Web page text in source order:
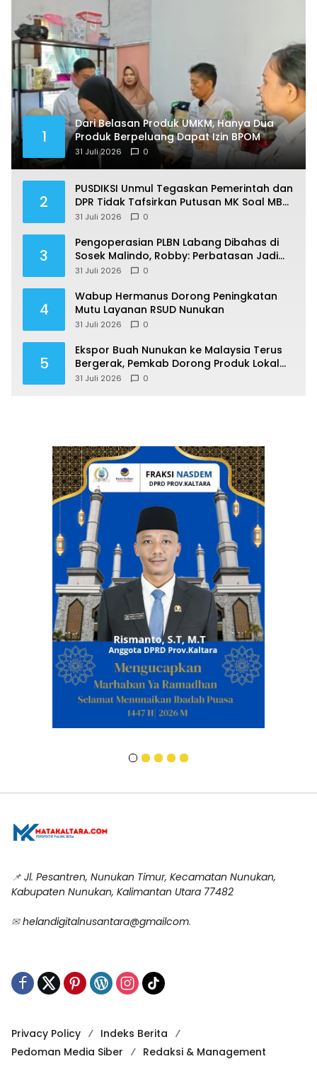
1
Dari Belasan Produk UMKM, Hanya Dua
Produk Berpeluang Dapat Izin BPOM
31 Juli 2026 0
2
PUSDIKSI Unmul Tegaskan Pemerintah dan
DPR Tidak Tafsirkan Putusan MK Soal MBG
Sesuka Hati
31 Juli 2026 0
3
Pengoperasian PLBN Labang Dibahas di
Sosek Malindo, Robby: Perbatasan Jadi
Motor Ekonomi
31 Juli 2026 0
4
Wabup Hermanus Dorong Peningkatan
Mutu Layanan RSUD Nunukan
31 Juli 2026 0
5
Ekspor Buah Nunukan ke Malaysia Terus
Bergerak, Pemkab Dorong Produk Lokal
Naik Kelas
31 Juli 2026 0
📌 Jl. Pesantren, Nunukan Timur, Kecamatan Nunukan,
Kabupaten Nunukan, Kalimantan Utara 77482
✉ helandigitalnusantara@gmailcom.
Privacy Policy
Indeks Berita
Pedoman Media Siber
Redaksi & Management